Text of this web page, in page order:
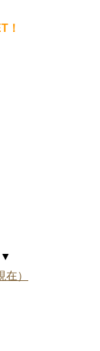
！
▼
）